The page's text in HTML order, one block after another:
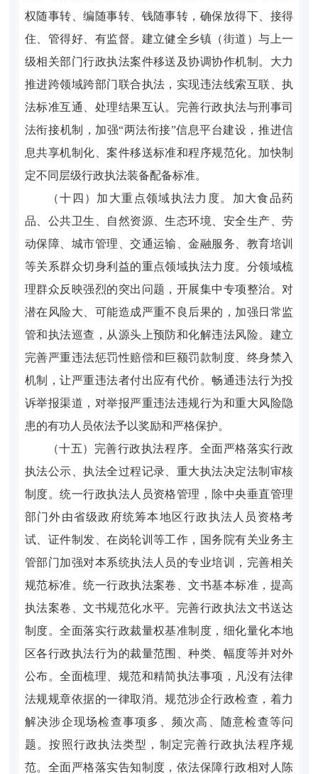
权随事转、编随事转、钱随事转，确保放得下、接得
住、管得好、有监督。建立健全乡镇（街道）与上一
级相关部门行政执法案件移送及协调协作机制。大力
推进跨领域跨部门联合执法，实现违法线索互联、执
法标准互通、处理结果互认。完善行政执法与刑事司
法衔接机制，加强“两法衔接”信息平台建设，推进信
息共享机制化、案件移送标准和程序规范化。加快制
定不同层级行政执法装备配备标准。
（十四）加大重点领域执法力度。加大食品药
品、公共卫生、自然资源、生态环境、安全生产、劳
动保障、城市管理、交通运输、金融服务、教育培训
等关系群众切身利益的重点领域执法力度。分领域梳
理群众反映强烈的突出问题，开展集中专项整治。对
潜在风险大、可能造成严重不良后果的，加强日常监
管和执法巡查，从源头上预防和化解违法风险。建立
完善严重违法惩罚性赔偿和巨额罚款制度、终身禁入
机制，让严重违法者付出应有代价。畅通违法行为投
诉举报渠道，对举报严重违法违规行为和重大风险隐
患的有功人员依法予以奖励和严格保护。
（十五）完善行政执法程序。全面严格落实行政
执法公示、执法全过程记录、重大执法决定法制审核
制度。统一行政执法人员资格管理，除中央垂直管理
部门外由省级政府统筹本地区行政执法人员资格考
试、证件制发、在岗轮训等工作，国务院有关业务主
管部门加强对本系统执法人员的专业培训，完善相关
规范标准。统一行政执法案卷、文书基本标准，提高
执法案卷、文书规范化水平。完善行政执法文书送达
制度。全面落实行政裁量权基准制度，细化量化本地
区各行政执法行为的裁量范围、种类、幅度等并对外
公布。全面梳理、规范和精简执法事项，凡没有法律
法规规章依据的一律取消。规范涉企行政检查，着力
解决涉企现场检查事项多、频次高、随意检查等问
题。按照行政执法类型，制定完善行政执法程序规
范。全面严格落实告知制度，依法保障行政相对人陈